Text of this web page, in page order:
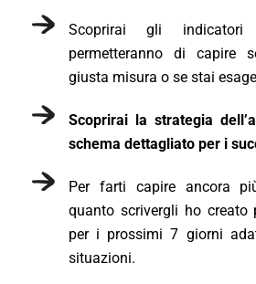
Scoprirai gli
permetteranno di capire
giusta misura o se stai
Scoprirai la strategia
schema dettagliato per i
Per farti capire ancora
quanto scrivergli ho creato
per i prossimi 7 giorni
situazioni.